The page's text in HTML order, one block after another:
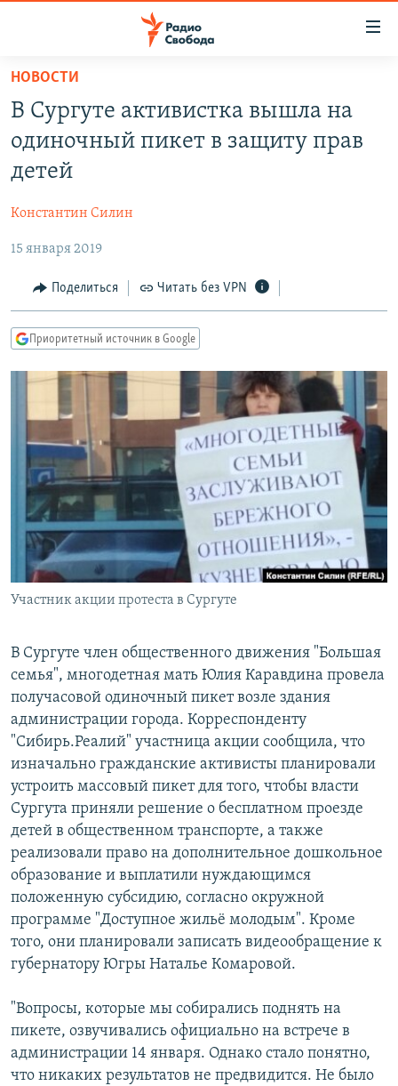
упрощенного
доступа
основному
Вернутся
навигации
Вернутся
поиску
ПОДКАСТЫ
АВТОРСКИЕ ПРОЕКТЫ
МНЕНИЯ
КУЛЬТУРА
IDEL.РЕАЛИИ
СЕВЕР.РЕАЛИИ
СИБИРЬ.РЕАЛИИ
РАСПИСАНИЕ ВЕЩАНИЯ
ПОДПИШИТЕСЬ НА РАССЫЛКУ
СОЦИАЛЬНЫЕ СЕТИ
НОВОСТИ
В Сургуте активистка вышла на
одиночный пикет в защиту прав
детей
Константин Силин
15 января 2019
Поделиться Читать без VPN
Приоритетный источник в Google
Участник акции протеста в Сургуте
В Сургуте член общественного движения "Большая
семья", многодетная мать Юлия Каравдина провела
получасовой одиночный пикет возле здания
администрации города. Корреспонденту
"Сибирь.Реалий" участница акции сообщила, что
изначально гражданские активисты планировали
устроить массовый пикет для того, чтобы власти
Сургута приняли решение о бесплатном проезде
детей в общественном транспорте, а также
реализовали право на дополнительное дошкольное
образование и выплатили нуждающимся
положенную субсидию, согласно окружной
программе "Доступное жильё молодым". Кроме
того, они планировали записать видеообращение к
губернатору Югры Наталье Комаровой.
"Вопросы, которые мы собирались поднять на
пикете, озвучивались официально на встрече в
администрации 14 января. Однако стало понятно,
что никаких результатов не предвидится. Не было